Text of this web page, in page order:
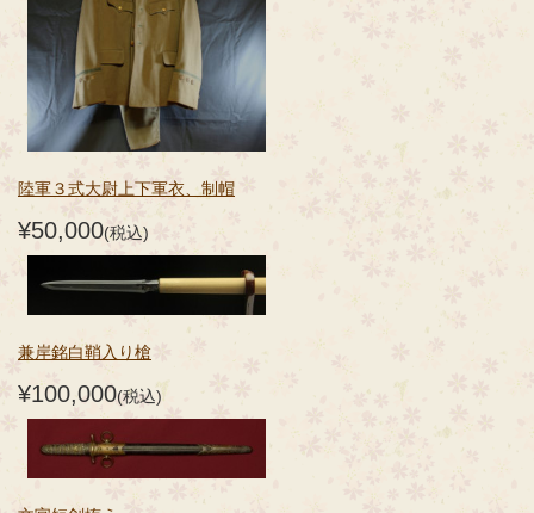
陸軍３式大尉上下軍衣、制帽
¥50,000(税込)
兼岸銘白鞘入り槍
¥100,000(税込)